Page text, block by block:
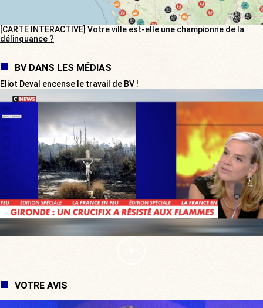
[CARTE INTERACTIVE] Votre ville est-elle une championne de la
délinquance ?
BV DANS LES MÉDIAS
Eliot Deval encense le travail de BV !
VOTRE AVIS